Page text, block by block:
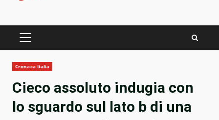
PRIMARY
Cronaca Italia
Cieco assoluto indugia con
lo sguardo sul lato b di una